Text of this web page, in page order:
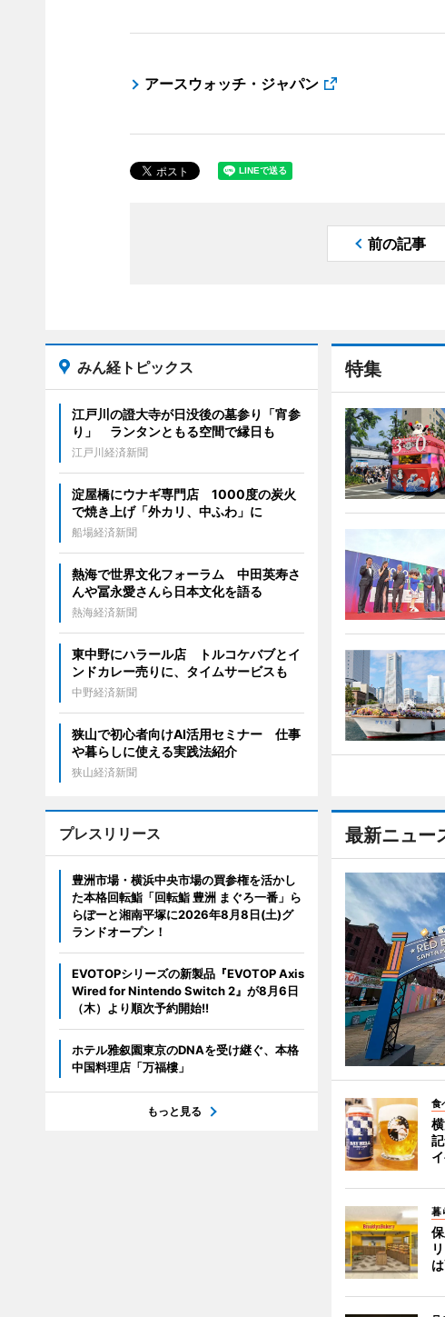
アースウォッチ・ジャパン
前の記事
特集
最新ニュー
食
暮
みん経トピックス
江戸川の證大寺が日没後の墓参り「宵参
り」 ランタンともる空間で縁日も
江戸川経済新聞
淀屋橋にウナギ専門店 1000度の炭火
で焼き上げ「外カリ、中ふわ」に
船場経済新聞
熱海で世界文化フォーラム 中田英寿さ
んや冨永愛さんら日本文化を語る
熱海経済新聞
東中野にハラール店 トルコケバブとイ
ンドカレー売りに、タイムサービスも
中野経済新聞
狭山で初心者向けAI活用セミナー 仕事
や暮らしに使える実践法紹介
狭山経済新聞
プレスリリース
豊洲市場・横浜中央市場の買参権を活かし
た本格回転鮨「回転鮨 豊洲 まぐろ一番」ら
らぽーと湘南平塚に2026年8月8日(土)グ
ランドオープン！
EVOTOPシリーズの新製品『EVOTOP Axis
Wired for Nintendo Switch 2』が8月6日
（木）より順次予約開始!!
ホテル雅叙園東京のDNAを受け継ぐ、本格
中国料理店「万福樓」
もっと見る